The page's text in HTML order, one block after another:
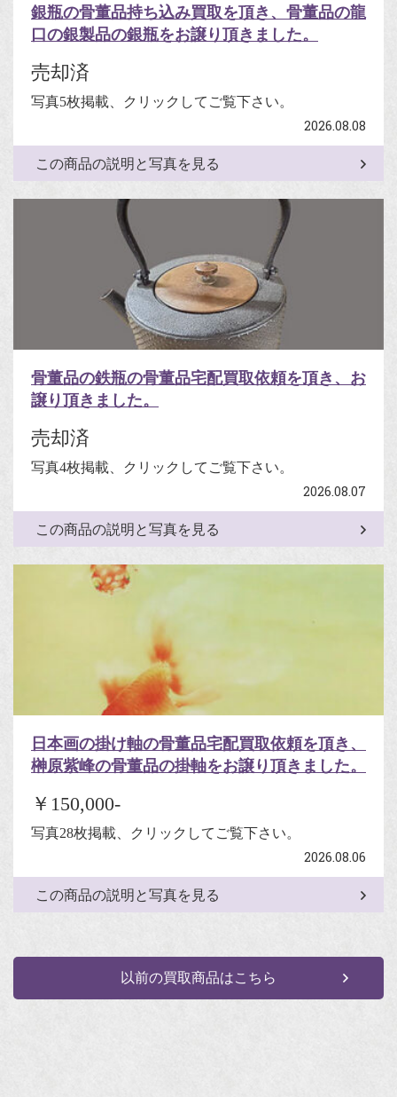
銀瓶の骨董品持ち込み買取を頂き、骨董品の龍
口の銀製品の銀瓶をお譲り頂きました。
売却済
写真5枚掲載、クリックしてご覧下さい。
2026.08.08
この商品の説明と写真を見る
骨董品の鉄瓶の骨董品宅配買取依頼を頂き、お
譲り頂きました。
売却済
写真4枚掲載、クリックしてご覧下さい。
2026.08.07
この商品の説明と写真を見る
日本画の掛け軸の骨董品宅配買取依頼を頂き、
榊原紫峰の骨董品の掛軸をお譲り頂きました。
￥150,000-
写真28枚掲載、クリックしてご覧下さい。
2026.08.06
この商品の説明と写真を見る
以前の買取商品はこちら